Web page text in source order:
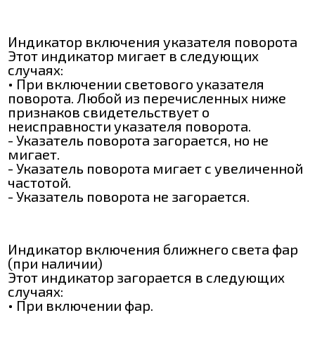
Индикатор включения указателя поворота
Этот индикатор мигает в следующих
случаях:
• При включении светового указателя
поворота. Любой из перечисленных ниже
признаков свидетельствует о
неисправности указателя поворота.
- Указатель поворота загорается, но не
мигает.
- Указатель поворота мигает с увеличенной
частотой.
- Указатель поворота не загорается.
Индикатор включения ближнего света фар
(при наличии)
Этот индикатор загорается в следующих
случаях:
• При включении фар.